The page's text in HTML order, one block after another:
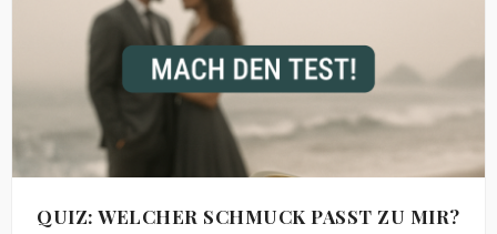
QUIZ: WELCHER SCHMUCK PASST ZU MIR?